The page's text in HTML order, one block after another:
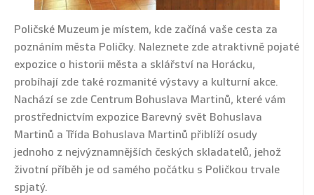
Poličské Muzeum je místem, kde začíná vaše cesta za
poznáním města Poličky. Naleznete zde atraktivně pojaté
expozice o historii města a sklářství na Horácku,
probíhají zde také rozmanité výstavy a kulturní akce.
Nachází se zde Centrum Bohuslava Martinů, které vám
prostřednictvím expozice Barevný svět Bohuslava
Martinů a Třída Bohuslava Martinů přiblíží osudy
jednoho z nejvýznamnějších českých skladatelů, jehož
životní příběh je od samého počátku s Poličkou trvale
spjatý.